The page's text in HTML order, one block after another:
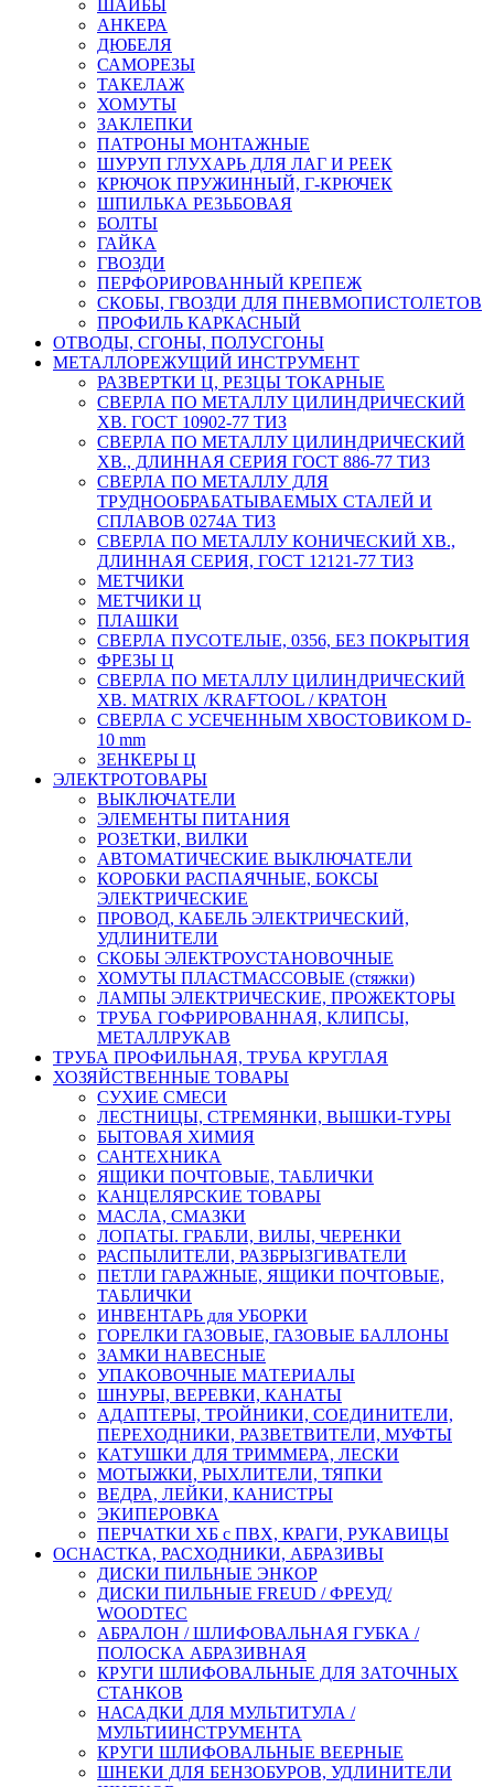
ШАЙБЫ
АНКЕРА
ДЮБЕЛЯ
САМОРЕЗЫ
ТАКЕЛАЖ
ХОМУТЫ
ЗАКЛЕПКИ
ПАТРОНЫ МОНТАЖНЫЕ
ШУРУП ГЛУХАРЬ ДЛЯ ЛАГ И РЕЕК
КРЮЧОК ПРУЖИННЫЙ, Г-КРЮЧЕК
ШПИЛЬКА РЕЗЬБОВАЯ
БОЛТЫ
ГАЙКА
ГВОЗДИ
ПЕРФОРИРОВАННЫЙ КРЕПЕЖ
СКОБЫ, ГВОЗДИ ДЛЯ ПНЕВМОПИСТОЛЕТОВ
ПРОФИЛЬ КАРКАСНЫЙ
ОТВОДЫ, СГОНЫ, ПОЛУСГОНЫ
МЕТАЛЛОРЕЖУЩИЙ ИНСТРУМЕНТ
РАЗВЕРТКИ Ц, РЕЗЦЫ ТОКАРНЫЕ
СВЕРЛА ПО МЕТАЛЛУ ЦИЛИНДРИЧЕСКИЙ
ХВ. ГОСТ 10902-77 ТИЗ
СВЕРЛА ПО МЕТАЛЛУ ЦИЛИНДРИЧЕСКИЙ
ХВ., ДЛИННАЯ СЕРИЯ ГОСТ 886-77 ТИЗ
СВЕРЛА ПО МЕТАЛЛУ ДЛЯ
ТРУДНООБРАБАТЫВАЕМЫХ СТАЛЕЙ И
СПЛАВОВ 0274А ТИЗ
СВЕРЛА ПО МЕТАЛЛУ КОНИЧЕСКИЙ ХВ.,
ДЛИННАЯ СЕРИЯ, ГОСТ 12121-77 ТИЗ
МЕТЧИКИ
МЕТЧИКИ Ц
ПЛАШКИ
СВЕРЛА ПУСОТЕЛЫЕ, 0356, БЕЗ ПОКРЫТИЯ
ФРЕЗЫ Ц
СВЕРЛА ПО МЕТАЛЛУ ЦИЛИНДРИЧЕСКИЙ
ХВ. MATRIX /KRAFTOOL / КРАТОН
СВЕРЛА С УСЕЧЕННЫМ ХВОСТОВИКОМ D-
10 mm
ЗЕНКЕРЫ Ц
ЭЛЕКТРОТОВАРЫ
ВЫКЛЮЧАТЕЛИ
ЭЛЕМЕНТЫ ПИТАНИЯ
РОЗЕТКИ, ВИЛКИ
АВТОМАТИЧЕСКИЕ ВЫКЛЮЧАТЕЛИ
КОРОБКИ РАСПАЯЧНЫЕ, БОКСЫ
ЭЛЕКТРИЧЕСКИЕ
ПРОВОД, КАБЕЛЬ ЭЛЕКТРИЧЕСКИЙ,
УДЛИНИТЕЛИ
СКОБЫ ЭЛЕКТРОУСТАНОВОЧНЫЕ
ХОМУТЫ ПЛАСТМАССОВЫЕ (стяжки)
ЛАМПЫ ЭЛЕКТРИЧЕСКИЕ, ПРОЖЕКТОРЫ
ТРУБА ГОФРИРОВАННАЯ, КЛИПСЫ,
МЕТАЛЛРУКАВ
ТРУБА ПРОФИЛЬНАЯ, ТРУБА КРУГЛАЯ
ХОЗЯЙСТВЕННЫЕ ТОВАРЫ
СУХИЕ СМЕСИ
ЛЕСТНИЦЫ, СТРЕМЯНКИ, ВЫШКИ-ТУРЫ
БЫТОВАЯ ХИМИЯ
САНТЕХНИКА
ЯЩИКИ ПОЧТОВЫЕ, ТАБЛИЧКИ
КАНЦЕЛЯРСКИЕ ТОВАРЫ
МАСЛА, СМАЗКИ
ЛОПАТЫ. ГРАБЛИ, ВИЛЫ, ЧЕРЕНКИ
РАСПЫЛИТЕЛИ, РАЗБРЫЗГИВАТЕЛИ
ПЕТЛИ ГАРАЖНЫЕ, ЯЩИКИ ПОЧТОВЫЕ,
ТАБЛИЧКИ
ИНВЕНТАРЬ для УБОРКИ
ГОРЕЛКИ ГАЗОВЫЕ, ГАЗОВЫЕ БАЛЛОНЫ
ЗАМКИ НАВЕСНЫЕ
УПАКОВОЧНЫЕ МАТЕРИАЛЫ
ШНУРЫ, ВЕРЕВКИ, КАНАТЫ
АДАПТЕРЫ, ТРОЙНИКИ, СОЕДИНИТЕЛИ,
ПЕРЕХОДНИКИ, РАЗВЕТВИТЕЛИ, МУФТЫ
КАТУШКИ ДЛЯ ТРИММЕРА, ЛЕСКИ
МОТЫЖКИ, РЫХЛИТЕЛИ, ТЯПКИ
ВЕДРА, ЛЕЙКИ, КАНИСТРЫ
ЭКИПЕРОВКА
ПЕРЧАТКИ ХБ с ПВХ, КРАГИ, РУКАВИЦЫ
ОСНАСТКА, РАСХОДНИКИ, АБРАЗИВЫ
ДИСКИ ПИЛЬНЫЕ ЭНКОР
ДИСКИ ПИЛЬНЫЕ FREUD / ФРЕУД/
WOODTEC
АБРАЛОН / ШЛИФОВАЛЬНАЯ ГУБКА /
ПОЛОСКА АБРАЗИВНАЯ
КРУГИ ШЛИФОВАЛЬНЫЕ ДЛЯ ЗАТОЧНЫХ
СТАНКОВ
НАСАДКИ ДЛЯ МУЛЬТИТУЛА /
МУЛЬТИИНСТРУМЕНТА
КРУГИ ШЛИФОВАЛЬНЫЕ ВЕЕРНЫЕ
ШНЕКИ ДЛЯ БЕНЗОБУРОВ, УДЛИНИТЕЛИ